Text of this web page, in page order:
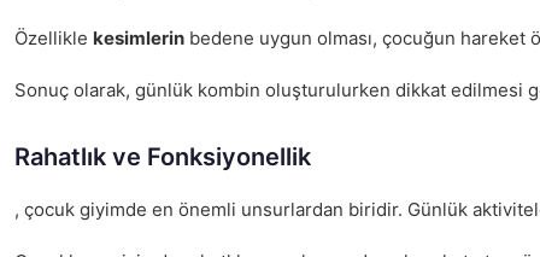
Özellikle kesimlerin bedene uygun olması, çocuğun hareket
Sonuç olarak, günlük kombin oluşturulurken dikkat edilmesi
Rahatlık ve Fonksiyonellik
, çocuk giyimde en önemli unsurlardan biridir. Günlük